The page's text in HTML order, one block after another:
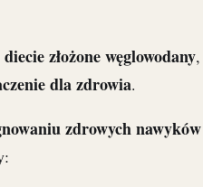
złożone węglowodany,
dla zdrowia.
zdrowych nawyków